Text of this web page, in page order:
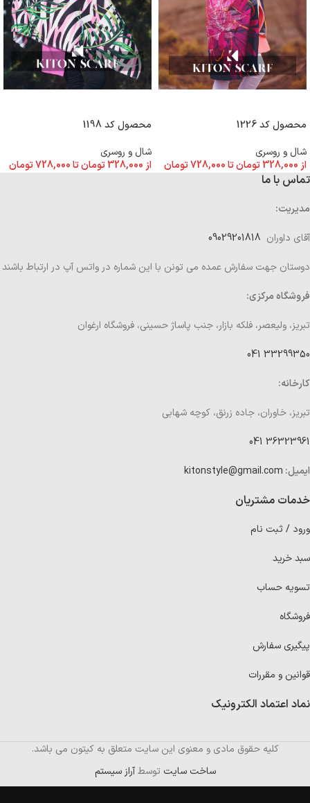
محصول کد 1226
شال و روسری
از 328,000تومانتا728,000تومان
محصول کد 1198
شال و روسری
از 328,000تومانتا728,000تومان
تماس با ما
مدیریت:
آقای داوران
دوستان جهت سفارش عمده می تونن با این شماره در واتس آپ در ارتباط باشند
فروشگاه مرکزی:
تبریز، ولیعصر، فلکه بازار، جنب پاساژ حسینی، فروشگاه ارغوان
33299350 041
کارخانه:
تبریز، خاوران، جاده زرنق، کوچه شهابی
36323961 041
ایمیل: kitonstyle@gmail.com
خدمات مشتریان
ورود / ثبت نام
سبد خرید
تسویه حساب
فروشگاه
پیگیری سفارش
قوانین و مقررات
نماد اعتماد الکترونیک
کلیه حقوق مادی و معنوی این سایت متعلق به کیتون می باشد.
ساخت سایت توسطآراز سیستم